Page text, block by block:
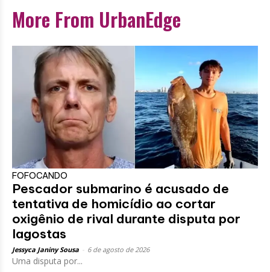
More From UrbanEdge
FOFOCANDO
Pescador submarino é acusado de
tentativa de homicídio ao cortar
oxigênio de rival durante disputa por
lagostas
Jessyca Janiny Sousa 6 de agosto de 2026
Uma disputa por...